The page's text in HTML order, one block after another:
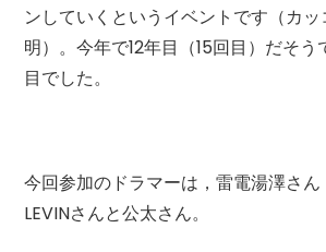
ンしていくというイベントです（カ
明）。今年で12年目（15回目）だそ
目でした。
今回参加のドラマーは，雷電湯澤さん
LEVINさんと公太さん。